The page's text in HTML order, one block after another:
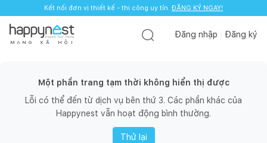
Kết nối đơn vị thiết kế - thi công uy tín. ĐĂNG KÝ NGAY!
M Ạ N G X Ã H Ộ I
Đăng nhập Đăng ký
Một phần trang tạm thời không hiển thị được
Lỗi có thể đến từ dịch vụ bên thứ 3. Các phần khác của
Happynest vẫn hoạt động bình thường.
Thử lại